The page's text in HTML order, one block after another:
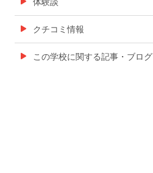
クチコミ情報
この学校に関する記事・ブログ